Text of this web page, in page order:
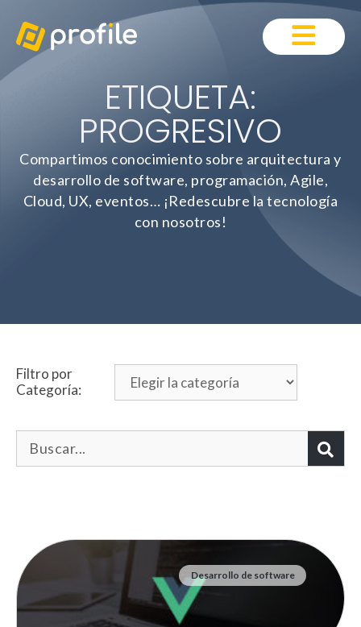
ETIQUETA:
PROGRESIVO
Compartimos conocimiento sobre arquitectura y
desarrollo de software, programación, Agile,
Cloud, UX, eventos… ¡Redescubre la tecnología
con nosotros!
Filtro por
Categoría:
Desarrollo de software
Necesarias
Estas cookies no son
necesarias para que